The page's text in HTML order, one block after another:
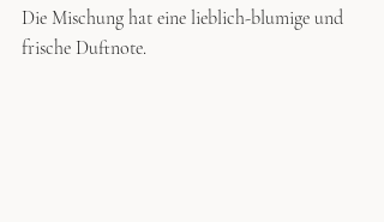
Die Mischung hat eine lieblich-blumige und
frische Duftnote.